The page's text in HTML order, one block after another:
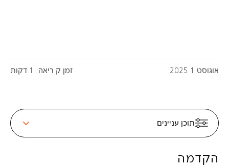
הקדמה
אוגוסט 1 2025 זמן ק ריאה: 1 דקות
תוכן עניינים